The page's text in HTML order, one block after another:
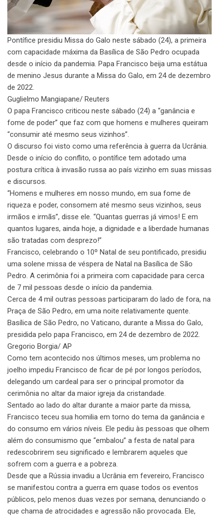
Pontífice presidiu Missa do Galo neste sábado (24), a primeira
com capacidade máxima da Basílica de São Pedro ocupada
desde o início da pandemia. Papa Francisco beija uma estátua
de menino Jesus durante a Missa do Galo, em 24 de dezembro
de 2022.
Guglielmo Mangiapane/ Reuters
O papa Francisco criticou neste sábado (24) a “ganância e
fome de poder” que faz com que homens e mulheres queiram
“consumir até mesmo seus vizinhos”.
O discurso foi visto como uma referência à guerra da Ucrânia.
Desde o início do conflito, o pontífice tem adotado uma
postura crítica à invasão russa ao país vizinho em suas missas
e discursos.
“Homens e mulheres em nosso mundo, em sua fome de
riqueza e poder, consomem até mesmo seus vizinhos, seus
irmãos e irmãs”, disse ele. “Quantas guerras já vimos! E em
quantos lugares, ainda hoje, a dignidade e a liberdade humanas
são tratadas com desprezo!”
Francisco, celebrando o 10º Natal de seu pontificado, presidiu
uma solene missa de véspera de Natal na Basílica de São
Pedro. A cerimônia foi a primeira com capacidade para cerca
de 7 mil pessoas desde o início da pandemia.
Cerca de 4 mil outras pessoas participaram do lado de fora, na
Praça de São Pedro, em uma noite relativamente quente.
Basílica de São Pedro, no Vaticano, durante a Missa do Galo,
presidida pelo papa Francisco, em 24 de dezembro de 2022.
Gregorio Borgia/ AP
Como tem acontecido nos últimos meses, um problema no
joelho impediu Francisco de ficar de pé por longos períodos,
delegando um cardeal para ser o principal promotor da
cerimônia no altar da maior igreja da cristandade.
Sentado ao lado do altar durante a maior parte da missa,
Francisco teceu sua homilia em torno do tema da ganância e
do consumo em vários níveis. Ele pediu às pessoas que olhem
além do consumismo que “embalou” a festa de natal para
redescobrirem seu significado e lembrarem aqueles que
sofrem com a guerra e a pobreza.
Desde que a Rússia invadiu a Ucrânia em fevereiro, Francisco
se manifestou contra a guerra em quase todos os eventos
públicos, pelo menos duas vezes por semana, denunciando o
que chama de atrocidades e agressão não provocada. Ele,